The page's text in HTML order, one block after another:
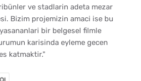
ve stadlarin adeta mezar
Bizim projemizin amaci ise bu
bir belgesel filmle
karisinda eyleme gecen
katmaktir."